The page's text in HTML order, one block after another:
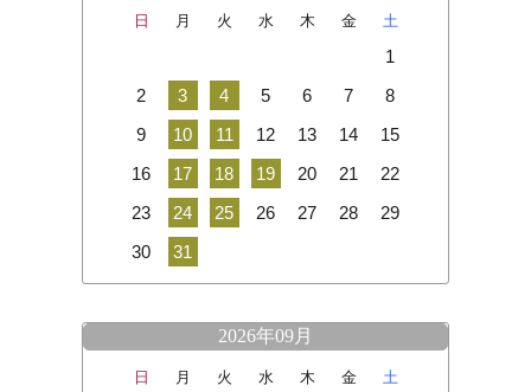
日 月 火 水 木 金 土
1
2
3 4 5 6 7
8
9
10 11 12 13 14
15
16
17 18 19 20 21
22
23
24 25 26 27 28
29
30
31
2026年09月
日 月 火 水 木 金 土